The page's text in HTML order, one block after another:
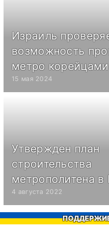
Израиль
возможность
метро корейцами
15 мая 2024
Утвержден план
строительства
метрополитена
4 августа 2022